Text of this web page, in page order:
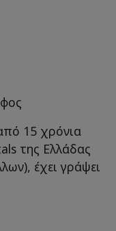
15 χρόνια
της Ελλάδας
έχει γράψει